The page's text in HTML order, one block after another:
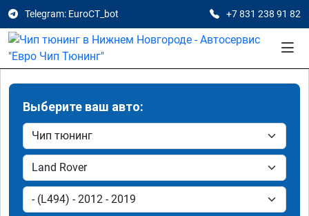
Telegram: EuroCT_bot +7 831 238 91 82
Выберите ваш авто: